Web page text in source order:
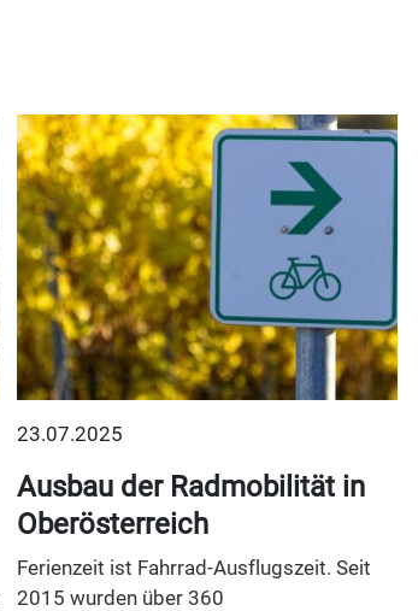
23.07.2025
Ausbau der Radmobilität in
Oberösterreich
Ferienzeit ist Fahrrad-Ausflugszeit. Seit
2015 wurden über 360